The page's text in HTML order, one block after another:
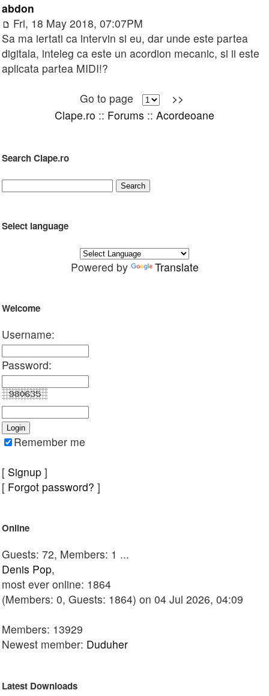
abdon
Fri, 18 May 2018, 07:07PM
Sa ma iertati ca intervin si eu, dar unde este partea
digitala, inteleg ca este un acordion mecanic, si ii este
aplicata partea MIDI!?
Go to page
>>
Clape.ro :: Forums :: Acordeoane
Search Clape.ro
Select language
Powered by Translate
Welcome
Username:
Password:
Remember me
[ Signup ]
[ Forgot password? ]
Online
Guests: 72, Members: 1 ...
Denis Pop,
most ever online: 1864
(Members: 0, Guests: 1864) on 04 Jul 2026, 04:09
Members: 13929
Newest member: Duduher
Latest Downloads